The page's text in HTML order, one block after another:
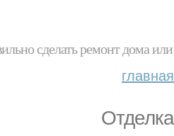
сделать ремонт дома
главная